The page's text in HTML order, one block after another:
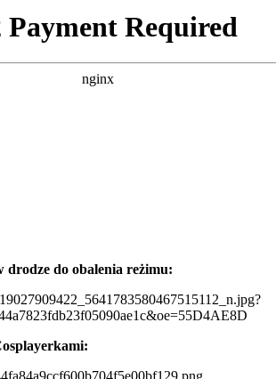
drodze do obalenia reżimu: